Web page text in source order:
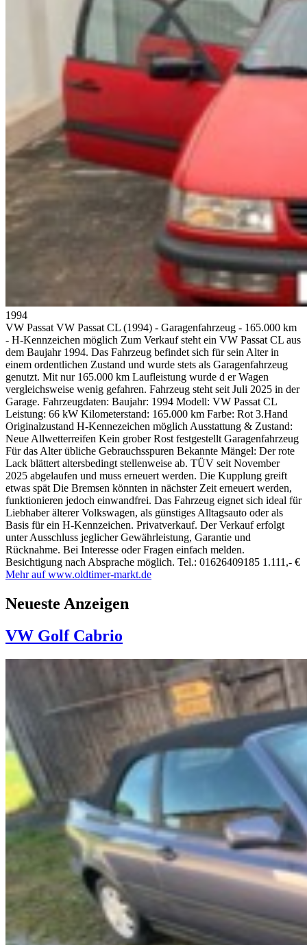
1994
VW Passat VW Passat CL (1994) - Garagenfahrzeug - 165.000 km
- H-Kennzeichen möglich Zum Verkauf steht ein VW Passat CL aus
dem Baujahr 1994. Das Fahrzeug befindet sich für sein Alter in
einem ordentlichen Zustand und wurde stets als Garagenfahrzeug
genutzt. Mit nur 165.000 km Laufleistung wurde d er Wagen
vergleichsweise wenig gefahren. Fahrzeug steht seit Juli 2025 in der
Garage. Fahrzeugdaten: Baujahr: 1994 Modell: VW Passat CL
Leistung: 66 kW Kilometerstand: 165.000 km Farbe: Rot 3.Hand
Originalzustand H-Kennezeichen möglich Ausstattung & Zustand:
Neue Allwetterreifen Kein grober Rost festgestellt Garagenfahrzeug
Für das Alter übliche Gebrauchsspuren Bekannte Mängel: Der rote
Lack blättert altersbedingt stellenweise ab. TÜV seit November
2025 abgelaufen und muss erneuert werden. Die Kupplung greift
etwas spät Die Bremsen könnten in nächster Zeit erneuert werden,
funktionieren jedoch einwandfrei. Das Fahrzeug eignet sich ideal für
Liebhaber älterer Volkswagen, als günstiges Alltagsauto oder als
Basis für ein H-Kennzeichen. Privatverkauf. Der Verkauf erfolgt
unter Ausschluss jeglicher Gewährleistung, Garantie und
Rücknahme. Bei Interesse oder Fragen einfach melden.
Besichtigung nach Absprache möglich. Tel.: 01626409185 1.111,- €
Mehr auf www.oldtimer-markt.de
Neueste Anzeigen
VW Golf Cabrio